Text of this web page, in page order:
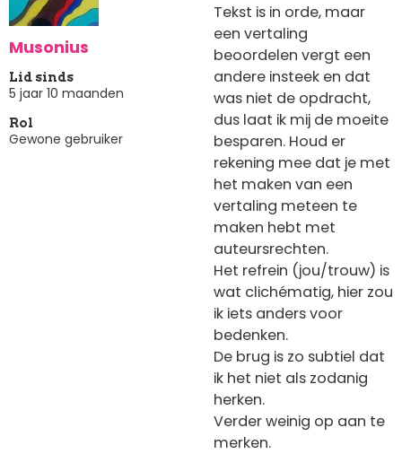
Musonius
Lid sinds
5 jaar 10 maanden
Rol
Gewone gebruiker
Tekst is in orde, maar
een vertaling
beoordelen vergt een
andere insteek en dat
was niet de opdracht,
dus laat ik mij de moeite
besparen. Houd er
rekening mee dat je met
het maken van een
vertaling meteen te
maken hebt met
auteursrechten.
Het refrein (jou/trouw) is
wat clichématig, hier zou
ik iets anders voor
bedenken.
De brug is zo subtiel dat
ik het niet als zodanig
herken.
Verder weinig op aan te
merken.